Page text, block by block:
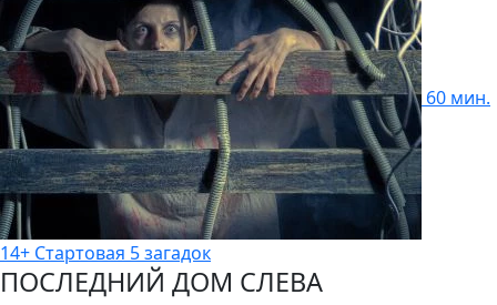
60 мин.
14+ Стартовая 5 загадок
ПОСЛЕДНИЙ ДОМ СЛЕВА